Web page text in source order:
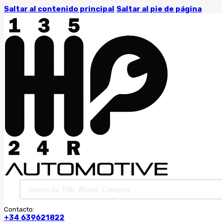
Saltar al contenido principal Saltar al pie de página
Búsqueda
de
productos
Contacto:
+34 639621822